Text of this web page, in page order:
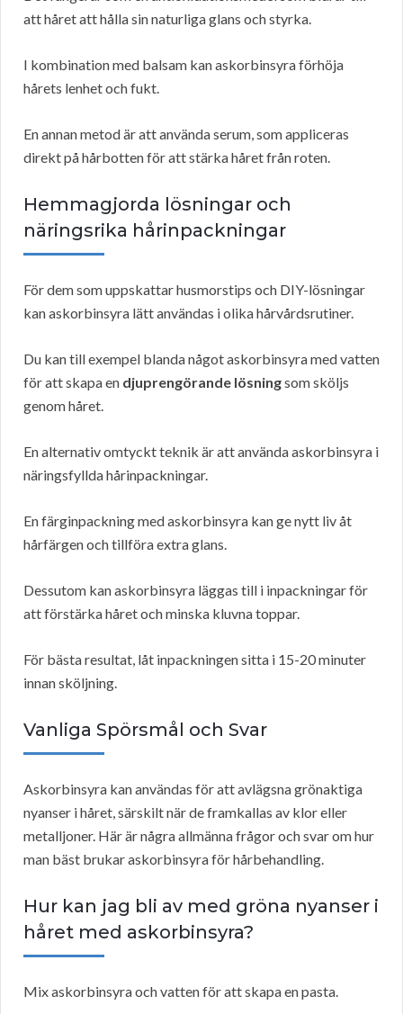
att håret att hålla sin naturliga glans och styrka.
I kombination med balsam kan askorbinsyra förhöja
hårets lenhet och fukt.
En annan metod är att använda serum, som appliceras
direkt på hårbotten för att stärka håret från roten.
Hemmagjorda lösningar och
näringsrika hårinpackningar
För dem som uppskattar husmorstips och DIY-lösningar
kan askorbinsyra lätt användas i olika hårvårdsrutiner.
Du kan till exempel blanda något askorbinsyra med vatten
för att skapa en djuprengörande lösningsom sköljs
genom håret.
En alternativ omtyckt teknik är att använda askorbinsyra i
näringsfyllda hårinpackningar.
En färginpackning med askorbinsyra kan ge nytt liv åt
hårfärgen och tillföra extra glans.
Dessutom kan askorbinsyra läggas till i inpackningar för
att förstärka håret och minska kluvna toppar.
För bästa resultat, låt inpackningen sitta i 15-20 minuter
innan sköljning.
Vanliga Spörsmål och Svar
Askorbinsyra kan användas för att avlägsna grönaktiga
nyanser i håret, särskilt när de framkallas av klor eller
metalljoner. Här är några allmänna frågor och svar om hur
man bäst brukar askorbinsyra för hårbehandling.
Hur kan jag bli av med gröna nyanser i
håret med askorbinsyra?
Mix askorbinsyra och vatten för att skapa en pasta.